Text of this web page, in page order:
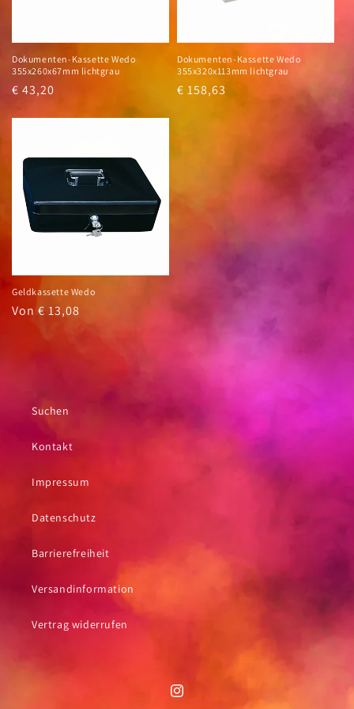
e
:Dokumenten-Kassette Wedo
355x260x67mm lichtgrau
Normaler
€ 43,20
Dokumenten-Kassette Wedo
355x320x113mm lichtgrau
Normaler
€ 158,63
Geldkassette Wedo
Normaler
Von € 13,08
Suchen
Kontakt
Impressum
Datenschutz
Barrierefreiheit
Versandinformation
Vertrag widerrufen
Instagram